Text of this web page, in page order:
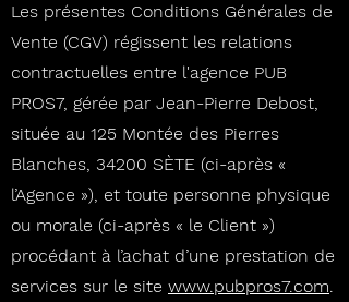
Les présentes Conditions Générales de
Vente (CGV) régissent les relations
contractuelles entre l'agence PUB
PROS7, gérée par Jean-Pierre Debost,
située au 125 Montée des Pierres
Blanches, 34200 SÈTE (ci-après «
l’Agence »), et toute personne physique
ou morale (ci-après « le Client »)
procédant à l’achat d’une prestation de
services sur le site www.pubpros7.com.